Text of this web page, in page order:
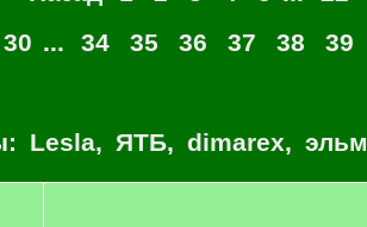
30 ... 34 35 36 37 38 39
Lesla, ЯТБ, dimarex,